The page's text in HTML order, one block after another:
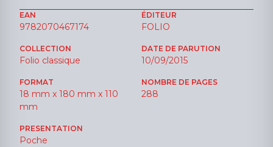
EAN
9782070467174
ÉDITEUR
FOLIO
COLLECTION
Folio classique
DATE DE PARUTION
10/09/2015
FORMAT
18 mm x 180 mm x 110
mm
NOMBRE DE PAGES
288
PRESENTATION
Poche